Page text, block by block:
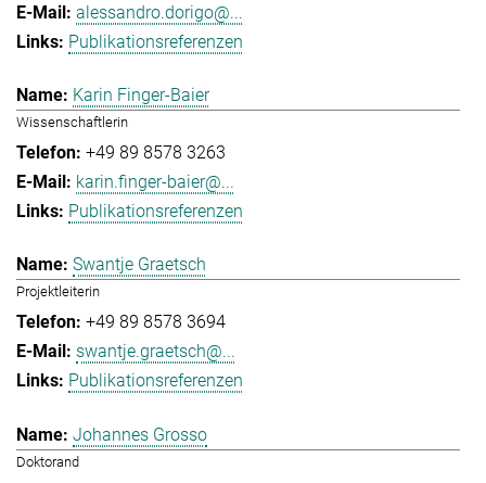
alessandro.dorigo@...
Publikationsreferenzen
Karin Finger-Baier
Wissenschaftlerin
+49 89 8578 3263
karin.finger-baier@...
Publikationsreferenzen
Swantje Graetsch
Projektleiterin
+49 89 8578 3694
swantje.graetsch@...
Publikationsreferenzen
Johannes Grosso
Doktorand